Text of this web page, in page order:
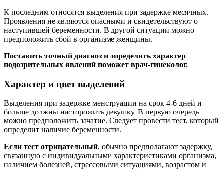
К последним относятся выделения при задержке месячных.
Проявления не являются опасными и свидетельствуют о
наступившей беременности. В другой ситуации можно
предположить сбой в организме женщины.
Поставить точный диагноз и определить характер
подозрительных явлений поможет врач-гинеколог.
Характер и цвет выделений
Выделения при задержке менструации на срок 4-6 дней и
больше должны насторожить девушку. В первую очередь
можно предположить зачатие. Следует провести тест, который
определит наличие беременности.
Если тест отрицательный, обычно предполагают задержку,
связанную с индивидуальными характеристиками организма,
наличием болезней, стрессовыми ситуациями, возрастом и